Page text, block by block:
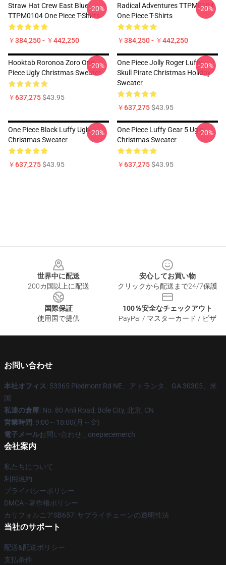
Straw Hat Crew East Blue
TTPM0104 One Piece T-Shirts
￥384,250 - ￥442,250
-20%
Radical Adventures TTPM0104
One Piece T-Shirts
￥384,250 - ￥442,250
-20%
Hooktab Roronoa Zoro One
Piece Ugly Christmas Sweater
￥637,275$43.95
-20%
One Piece Jolly Roger Luffy
Skull Pirate Christmas Holiday
Sweater
￥637,275$43.95
-20%
One Piece Black Luffy Ugly
Christmas Sweater
￥637,275$43.95
-20%
One Piece Luffy Gear 5 Ugly
Christmas Sweater
￥637,275$43.95
-20%
世界中に配送
200カ国以上に配送
安心してお買い物
クリックから配送まで24/7保護
国際保証
使用国で提供
100％安全なチェックアウト
PayPal / マスターカード / ビザ
お問い合わせ
本社オフィス: 53365 Piedmont Rd NE、アトランタ、GA 30305、米
国
私達の倉庫: No. 80 Anli Road, Bole City, 北京, CN
営業時間: 9:00～18:00(月～金)
電子メールお問い合わせ _ onepiecemerch
会社案内
私たちについて
利用規約
プライバシーポリシー
DMCA - 著作権ポリシー
カリフォルニアSB657: サプライチェーンの透明性法
当社のサポート
配送&配送ポリシー
支払条件